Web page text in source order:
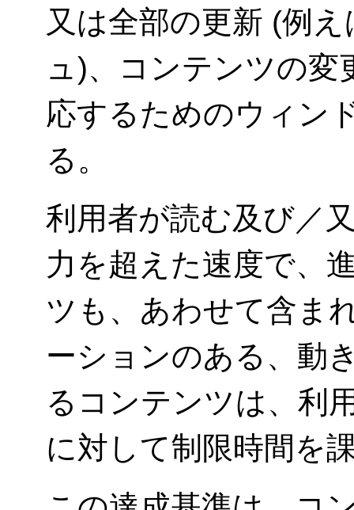
又は全部の更新 (例
ュ)、コンテンツの変
応するためのウィン
る。
利用者が読む及び／
力を超えた速度で、
ツも、あわせて含ま
ーションのある、動
るコンテンツは、利
に対して制限時間を